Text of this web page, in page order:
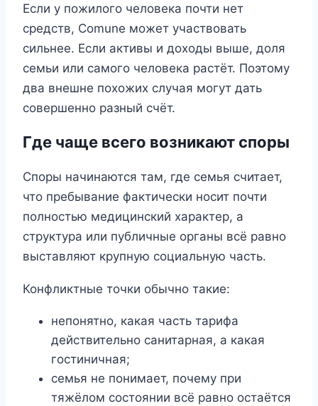
Если у пожилого человека почти нет
средств, Comune может участвовать
сильнее. Если активы и доходы выше, доля
семьи или самого человека растёт. Поэтому
два внешне похожих случая могут дать
совершенно разный счёт.
Где чаще всего возникают споры
Споры начинаются там, где семья считает,
что пребывание фактически носит почти
полностью медицинский характер, а
структура или публичные органы всё равно
выставляют крупную социальную часть.
Конфликтные точки обычно такие:
непонятно, какая часть тарифа
действительно санитарная, а какая
гостиничная;
семья не понимает, почему при
тяжёлом состоянии всё равно остаётся